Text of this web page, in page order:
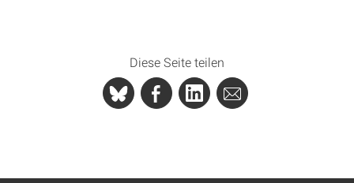
Diese Seite teilen